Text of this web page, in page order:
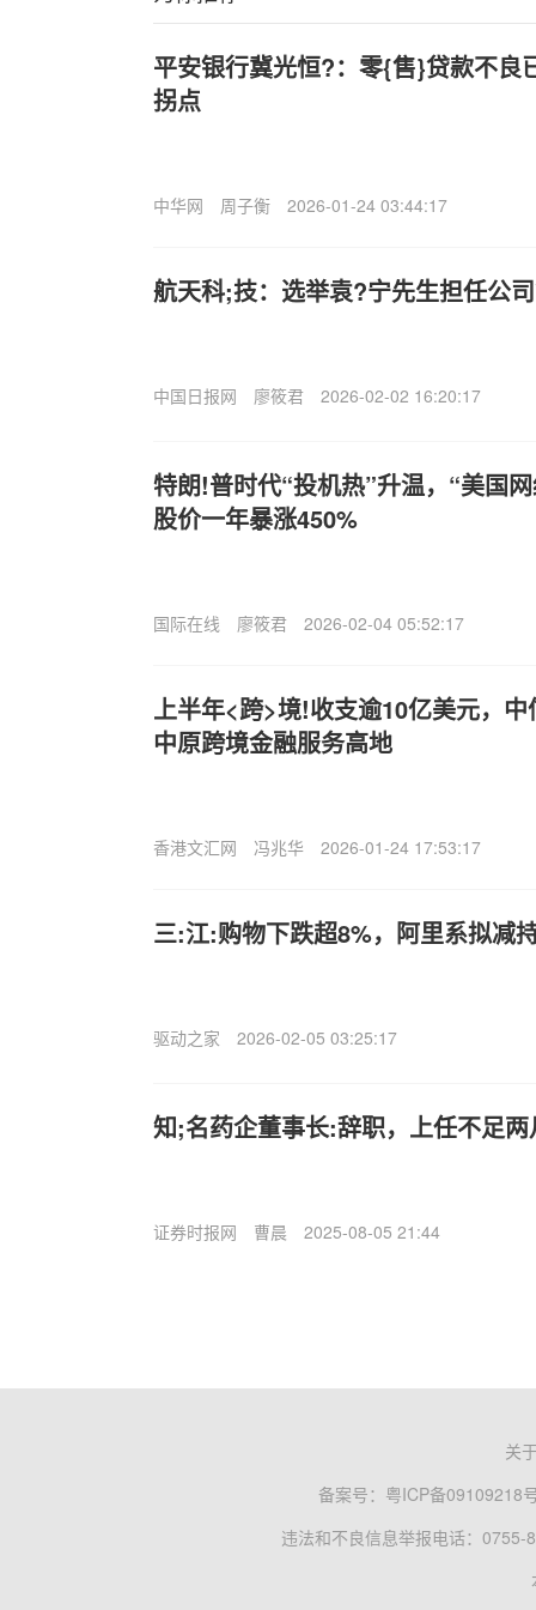
平安银行冀光恒?：零{售}贷款不良
拐点
中华网 周子衡 2026-01-24 03:44:17
航天科;技：选举袁?宁先生担任公
中国日报网 廖筱君 2026-02-02 16:20:17
特朗!普时代“投机热”升温，“美国
股价一年暴涨450%
国际在线 廖筱君 2026-02-04 05:52:17
上半年<跨>境!收支逾10亿美元，
中原跨境金融服务高地
香港文汇网 冯兆华 2026-01-24 17:53:17
三:江:购物下跌超8%，阿里系拟减
驱动之家 2026-02-05 03:25:17
知;名药企董事长:辞职，上任不足两
证券时报网 曹晨 2025-08-05 21:44
关
备案号： 粤ICP备09109218
违法和不良信息举报电话：0755-